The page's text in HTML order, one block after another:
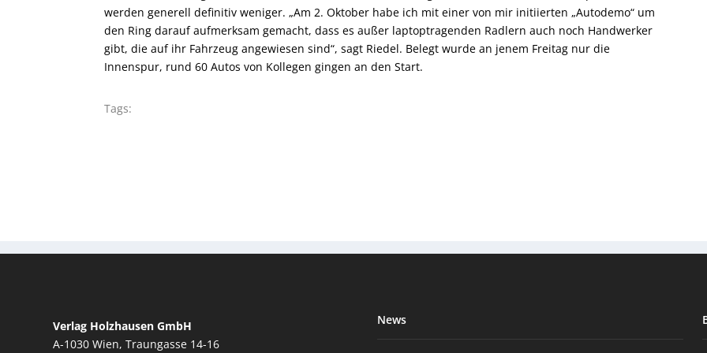
werden generell definitiv weniger. „Am 2. Oktober habe ich mit einer von mir initiierten „Autodemo“ um
den Ring darauf aufmerksam gemacht, dass es außer laptoptragenden Radlern auch noch Handwerker
gibt, die auf ihr Fahrzeug angewiesen sind“, sagt Riedel. Belegt wurde an jenem Freitag nur die
Innenspur, rund 60 Autos von Kollegen gingen an den Start.
Tags:
Verlag Holzhausen GmbH
A-1030 Wien, Traungasse 14-16
News